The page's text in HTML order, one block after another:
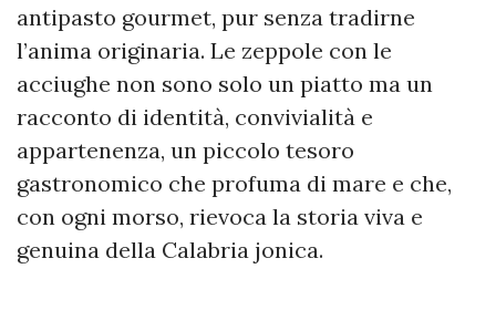
antipasto gourmet, pur senza tradirne
l’anima originaria. Le zeppole con le
acciughe non sono solo un piatto ma un
racconto di identità, convivialità e
appartenenza, un piccolo tesoro
gastronomico che profuma di mare e che,
con ogni morso, rievoca la storia viva e
genuina della Calabria jonica.